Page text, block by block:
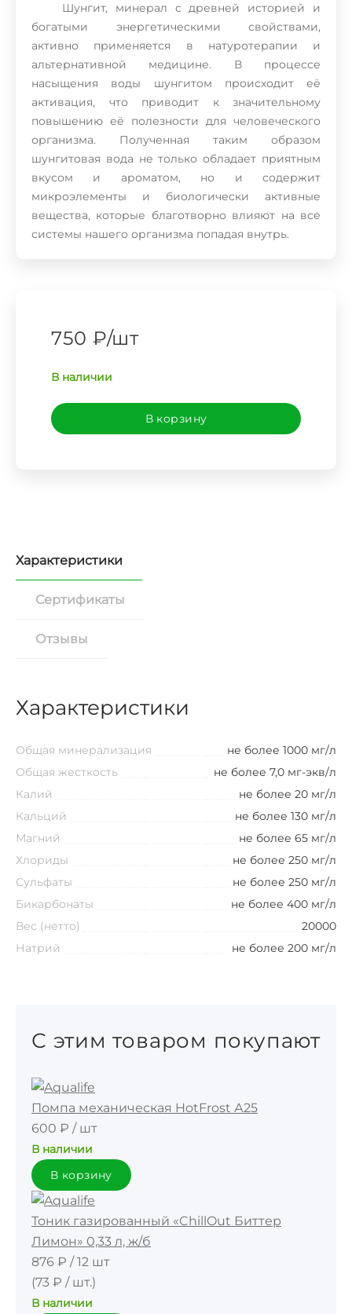
Шунгит, минерал с древней историей и
богатыми энергетическими свойствами,
активно применяется в натуротерапии и
альтернативной медицине. В процессе
насыщения воды шунгитом происходит её
активация, что приводит к значительному
повышению её полезности для человеческого
организма. Полученная таким образом
шунгитовая вода не только обладает приятным
вкусом и ароматом, но и содержит
микроэлементы и биологически активные
вещества, которые благотворно влияют на все
системы нашего организма попадая внутрь.
750 ₽/шт
В наличии
В корзину
Характеристики
Сертификаты
Отзывы
Характеристики
Общая минерализация
не более 1000 мг/л
Общая жесткость
не более 7,0 мг-экв/л
Калий
не более 20 мг/л
Кальций
не более 130 мг/л
Магний
не более 65 мг/л
Хлориды
не более 250 мг/л
Сульфаты
не более 250 мг/л
Бикарбонаты
не более 400 мг/л
Вес (нетто)
20000
Натрий
не более 200 мг/л
С этим товаром покупают
Помпа механическая HotFrost А25
600 ₽ / шт
В наличии
В корзину
Тоник газированный «ChillOut Биттер
Лимон» 0,33 л, ж/б
876 ₽ /12 шт
(73 ₽ / шт.)
В наличии